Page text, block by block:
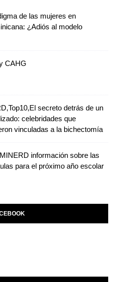
de las mujeres en
¿Adiós al modelo
CAHG
secreto detrás de un
celebridades que
vinculadas a la bichectomía
información sobre las
para el próximo año escolar